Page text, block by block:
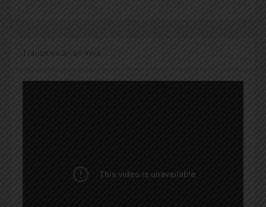
Transmisión en Vivo